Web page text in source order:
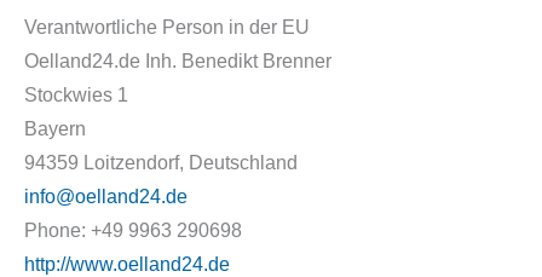
Verantwortliche Person in der EU
Oelland24.de Inh. Benedikt Brenner
Stockwies 1
Bayern
94359 Loitzendorf, Deutschland
info@oelland24.de
Phone: +49 9963 290698
http://www.oelland24.de